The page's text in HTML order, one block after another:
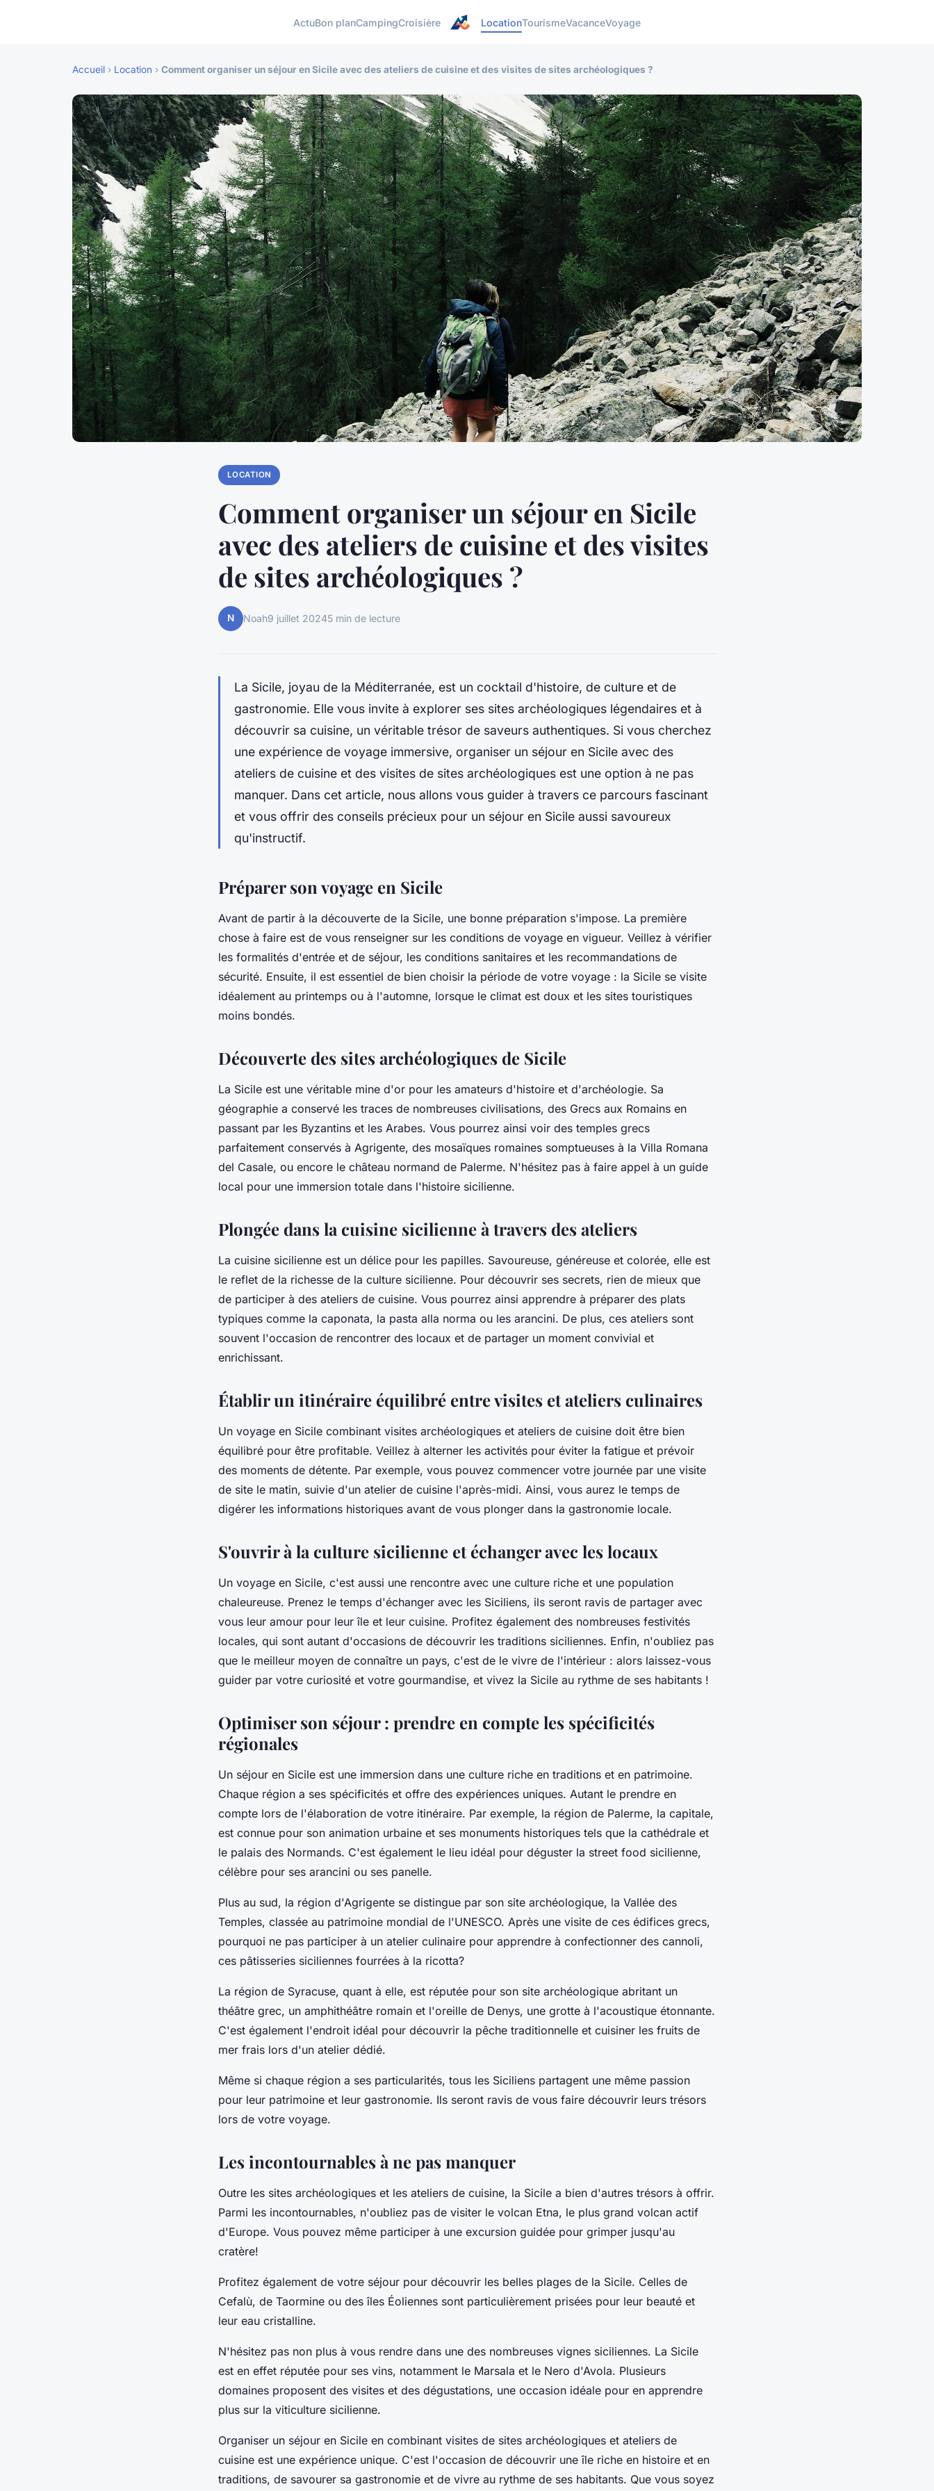
ActuBon planCampingCroisière LocationTourismeVacanceVoyage
Accueil › Location › Comment organiser un séjour en Sicile avec des ateliers de cuisine et des visites de sites archéologiques ?
LOCATION
Comment organiser un séjour en Sicile
avec des ateliers de cuisine et des visites
de sites archéologiques ?
N Noah9 juillet 20245 min de lecture
La Sicile, joyau de la Méditerranée, est un cocktail d'histoire, de culture et de
gastronomie. Elle vous invite à explorer ses sites archéologiques légendaires et à
découvrir sa cuisine, un véritable trésor de saveurs authentiques. Si vous cherchez
une expérience de voyage immersive, organiser un séjour en Sicile avec des
ateliers de cuisine et des visites de sites archéologiques est une option à ne pas
manquer. Dans cet article, nous allons vous guider à travers ce parcours fascinant
et vous offrir des conseils précieux pour un séjour en Sicile aussi savoureux
qu'instructif.
Préparer son voyage en Sicile
Avant de partir à la découverte de la Sicile, une bonne préparation s'impose. La première
chose à faire est de vous renseigner sur les conditions de voyage en vigueur. Veillez à vérifier
les formalités d'entrée et de séjour, les conditions sanitaires et les recommandations de
sécurité. Ensuite, il est essentiel de bien choisir la période de votre voyage : la Sicile se visite
idéalement au printemps ou à l'automne, lorsque le climat est doux et les sites touristiques
moins bondés.
Découverte des sites archéologiques de Sicile
La Sicile est une véritable mine d'or pour les amateurs d'histoire et d'archéologie. Sa
géographie a conservé les traces de nombreuses civilisations, des Grecs aux Romains en
passant par les Byzantins et les Arabes. Vous pourrez ainsi voir des temples grecs
parfaitement conservés à Agrigente, des mosaïques romaines somptueuses à la Villa Romana
del Casale, ou encore le château normand de Palerme. N'hésitez pas à faire appel à un guide
local pour une immersion totale dans l'histoire sicilienne.
Plongée dans la cuisine sicilienne à travers des ateliers
La cuisine sicilienne est un délice pour les papilles. Savoureuse, généreuse et colorée, elle est
le reflet de la richesse de la culture sicilienne. Pour découvrir ses secrets, rien de mieux que
de participer à des ateliers de cuisine. Vous pourrez ainsi apprendre à préparer des plats
typiques comme la caponata, la pasta alla norma ou les arancini. De plus, ces ateliers sont
souvent l'occasion de rencontrer des locaux et de partager un moment convivial et
enrichissant.
Établir un itinéraire équilibré entre visites et ateliers culinaires
Un voyage en Sicile combinant visites archéologiques et ateliers de cuisine doit être bien
équilibré pour être profitable. Veillez à alterner les activités pour éviter la fatigue et prévoir
des moments de détente. Par exemple, vous pouvez commencer votre journée par une visite
de site le matin, suivie d'un atelier de cuisine l'après-midi. Ainsi, vous aurez le temps de
digérer les informations historiques avant de vous plonger dans la gastronomie locale.
S'ouvrir à la culture sicilienne et échanger avec les locaux
Un voyage en Sicile, c'est aussi une rencontre avec une culture riche et une population
chaleureuse. Prenez le temps d'échanger avec les Siciliens, ils seront ravis de partager avec
vous leur amour pour leur île et leur cuisine. Profitez également des nombreuses festivités
locales, qui sont autant d'occasions de découvrir les traditions siciliennes. Enfin, n'oubliez pas
que le meilleur moyen de connaître un pays, c'est de le vivre de l'intérieur : alors laissez-vous
guider par votre curiosité et votre gourmandise, et vivez la Sicile au rythme de ses habitants !
Optimiser son séjour : prendre en compte les spécificités
régionales
Un séjour en Sicile est une immersion dans une culture riche en traditions et en patrimoine.
Chaque région a ses spécificités et offre des expériences uniques. Autant le prendre en
compte lors de l'élaboration de votre itinéraire. Par exemple, la région de Palerme, la capitale,
est connue pour son animation urbaine et ses monuments historiques tels que la cathédrale et
le palais des Normands. C'est également le lieu idéal pour déguster la street food sicilienne,
célèbre pour ses arancini ou ses panelle.
Plus au sud, la région d'Agrigente se distingue par son site archéologique, la Vallée des
Temples, classée au patrimoine mondial de l'UNESCO. Après une visite de ces édifices grecs,
pourquoi ne pas participer à un atelier culinaire pour apprendre à confectionner des cannoli,
ces pâtisseries siciliennes fourrées à la ricotta?
La région de Syracuse, quant à elle, est réputée pour son site archéologique abritant un
théâtre grec, un amphithéâtre romain et l'oreille de Denys, une grotte à l'acoustique étonnante.
C'est également l'endroit idéal pour découvrir la pêche traditionnelle et cuisiner les fruits de
mer frais lors d'un atelier dédié.
Même si chaque région a ses particularités, tous les Siciliens partagent une même passion
pour leur patrimoine et leur gastronomie. Ils seront ravis de vous faire découvrir leurs trésors
lors de votre voyage.
Les incontournables à ne pas manquer
Outre les sites archéologiques et les ateliers de cuisine, la Sicile a bien d'autres trésors à offrir.
Parmi les incontournables, n'oubliez pas de visiter le volcan Etna, le plus grand volcan actif
d'Europe. Vous pouvez même participer à une excursion guidée pour grimper jusqu'au
cratère!
Profitez également de votre séjour pour découvrir les belles plages de la Sicile. Celles de
Cefalù, de Taormine ou des îles Éoliennes sont particulièrement prisées pour leur beauté et
leur eau cristalline.
N'hésitez pas non plus à vous rendre dans une des nombreuses vignes siciliennes. La Sicile
est en effet réputée pour ses vins, notamment le Marsala et le Nero d'Avola. Plusieurs
domaines proposent des visites et des dégustations, une occasion idéale pour en apprendre
plus sur la viticulture sicilienne.
Organiser un séjour en Sicile en combinant visites de sites archéologiques et ateliers de
cuisine est une expérience unique. C'est l'occasion de découvrir une île riche en histoire et en
traditions, de savourer sa gastronomie et de vivre au rythme de ses habitants. Que vous soyez